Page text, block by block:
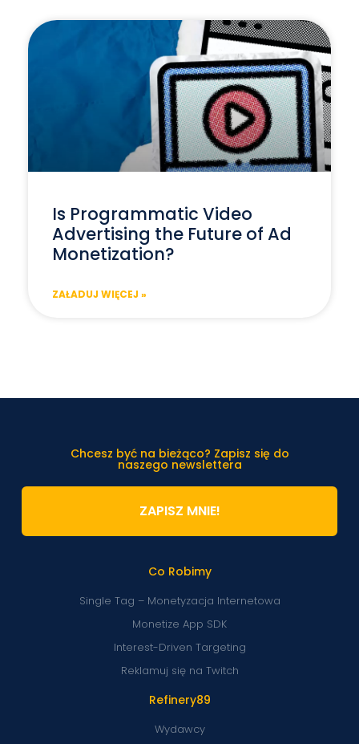
Is Programmatic Video
Advertising the Future of Ad
Monetization?
ZAŁADUJ WIĘCEJ »
Refinery89
Wydawcy
Co Robimy
Single Tag – Monetyzacja Internetowa
Monetize App SDK
Interest-Driven Targeting
Reklamuj się na Twitch
Chcesz być na bieżąco? Zapisz się do
naszego newslettera
ZAPISZ MNIE!